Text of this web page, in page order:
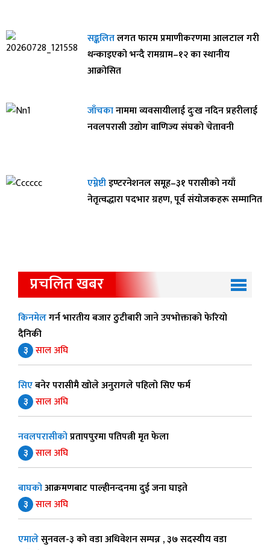
सङ्कलितलगत फारम प्रमाणीकरणमा आलटाल गरी
थन्काइएको भन्दै रामग्राम–१२ का स्थानीय
आक्रोसित
जाँचकानाममा व्यवसायीलाई दुःख नदिन प्रहरीलाई
नवलपरासी उद्योग वाणिज्य संघको चेतावनी
एम्नेष्टीइण्टरनेशनल समूह–३१ परासीको नयाँ
नेतृत्वद्धारा पदभार ग्रहण, पूर्व संयोजकहरू सम्मानित
प्रचलित खबर
किनमेलगर्न भारतीय बजार ठुटीबारी जाने उपभोक्ताको फेरियो
दैनिकी
३ साल अघि
सिएबनेर परासीमै खोले अनुरागले पहिलो सिए फर्म
३ साल अघि
नवलपरासीकोप्रतापपुरमा पतिपत्नी मृत फेला
३ साल अघि
बाघकोआक्रमणबाट पाल्हीनन्दनमा दुई जना घाइते
३ साल अघि
एमालेसुनवल-३ को वडा अधिवेशन सम्पन्न , ३७ सदस्यीय वडा